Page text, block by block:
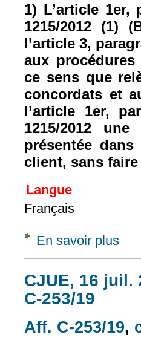
1) L’article
1215/2012 (1)
l’article 3,
aux
ce sens que
concordats et
l’article 1er,
1215/2012
présentée
client, sans
Langue
Français
En savoir plus
CJUE, 16 juil.
C-253/19
Aff. C-253/19,